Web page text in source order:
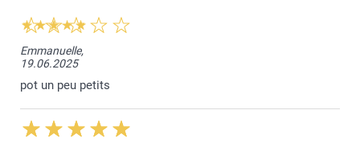
Emmanuelle,
19.06.2025
pot un peu petits